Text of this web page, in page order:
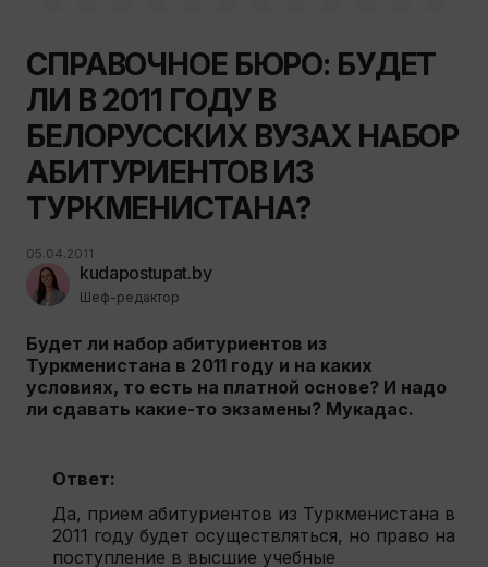
СПРАВОЧНОЕ БЮРО: БУДЕТ
ЛИ В 2011 ГОДУ В
БЕЛОРУССКИХ ВУЗАХ НАБОР
АБИТУРИЕНТОВ ИЗ
ТУРКМЕНИСТАНА?
kudapostupat.by
Шеф-редактор
05.04.2011
Будет ли набор абитуриентов из
Туркменистана в 2011 году и на каких
условиях, то есть на платной основе? И надо
ли сдавать какие-то экзамены? Мукадас.
Ответ:
Да, прием абитуриентов из Туркменистана в
2011 году будет осуществляться, но право на
поступление в высшие учебные